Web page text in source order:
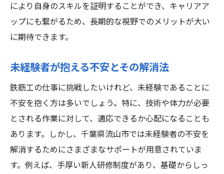
により自身のスキルを証明することができ、キャリアア
ップにも繋がるため、長期的な視野でのメリットが大い
に期待できます。
未経験者が抱える不安とその解消法
鉄筋工の仕事に挑戦したいけれど、未経験であることに
不安を抱く方は多いでしょう。特に、技術や体力が必要
とされる作業に対して、適応できるか心配になることも
あります。しかし、千葉県流山市では未経験者の不安を
解消するためにさまざまなサポートが用意されていま
す。例えば、手厚い新人研修制度があり、基礎からしっ